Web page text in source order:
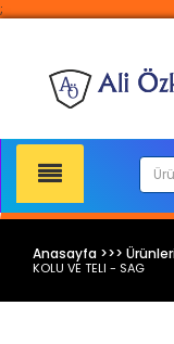
;
Anasayfa >>>
KOLU VE TELI - SAG